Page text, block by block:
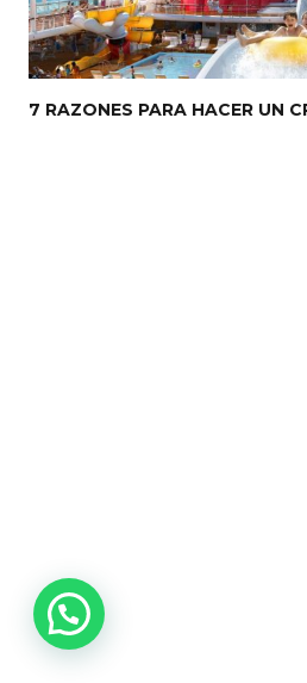
7 RAZONES PARA HACER UN